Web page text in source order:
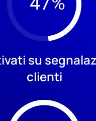
su
clienti